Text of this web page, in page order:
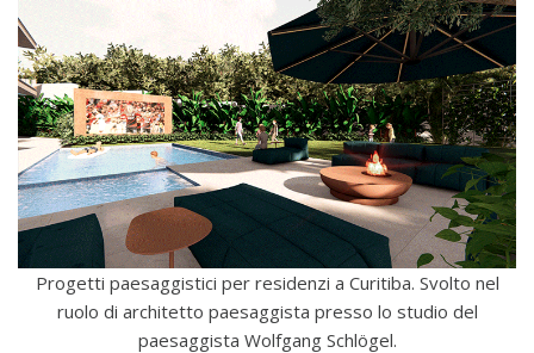
Progetti paesaggistici per residenzi a Curitiba. Svolto nel
ruolo di architetto paesaggista presso lo studio del
paesaggista Wolfgang Schlögel.